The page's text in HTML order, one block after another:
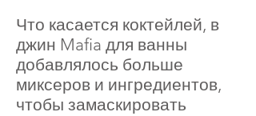
Что касается коктейлей, в
джин Mafia для ванны
добавлялось больше
миксеров и ингредиентов,
чтобы замаскировать